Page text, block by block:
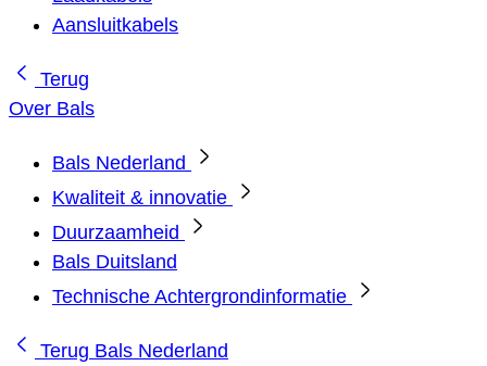
Aansluitkabels
Terug
Over Bals
Bals Nederland
Kwaliteit & innovatie
Duurzaamheid
Bals Duitsland
Technische Achtergrondinformatie
Terug Bals Nederland